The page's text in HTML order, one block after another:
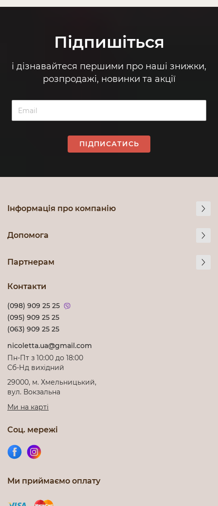
Підпишіться
і дізнавайтеся першими про наші знижки,
розпродажі, новинки та акції
ПІДПИСАТИСЬ
Інформація про компанію
Допомога
Партнерам
Контакти
(098) 909 25 25
(095) 909 25 25
(063) 909 25 25
nicoletta.ua@gmail.com
Пн-Пт з 10:00 до 18:00
Cб-Нд вихідний
29000, м. Хмельницький,
вул. Вокзальна
Ми на карті
Соц. мережі
Ми приймаємо оплату